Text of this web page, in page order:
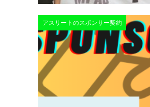
アスリートのスポンサー契約